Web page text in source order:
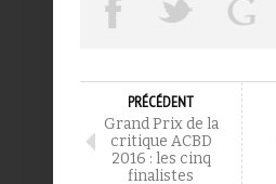
PRÉCÉDENT
Grand Prix de la
critique ACBD
2016 : les cinq
finalistes